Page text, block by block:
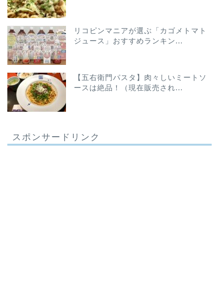
リコピンマニアが選ぶ「カゴメトマト
ジュース」おすすめランキン...
【五右衛門パスタ】肉々しいミートソ
ースは絶品！（現在販売され...
スポンサードリンク